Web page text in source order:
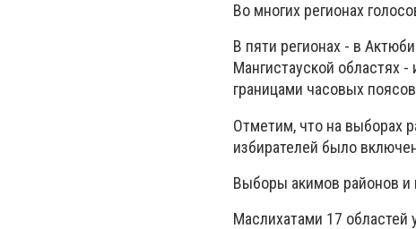
Во многих регионах
В пяти регионах - в
Мангистауской областях
границами часовых
Отметим, что на выборах
избирателей было
Выборы акимов районов и
Маслихатами 17 областей